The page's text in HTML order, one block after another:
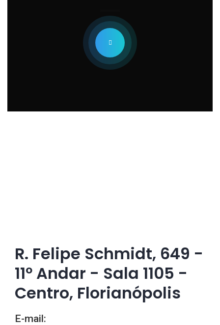
R. Felipe Schmidt, 649 -
11º Andar - Sala 1105 -
Centro, Florianópolis
E-mail: